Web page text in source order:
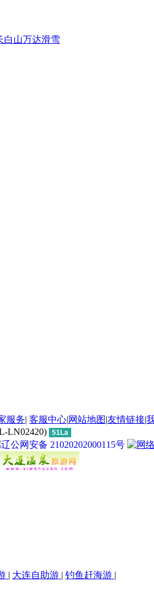
白山万达滑雪
服务| 客服中心|网站地图|友情链接|
LN02420) 51La
辽公网安备 21020202000115号
| 大连自助游 | 钓鱼赶海游 |